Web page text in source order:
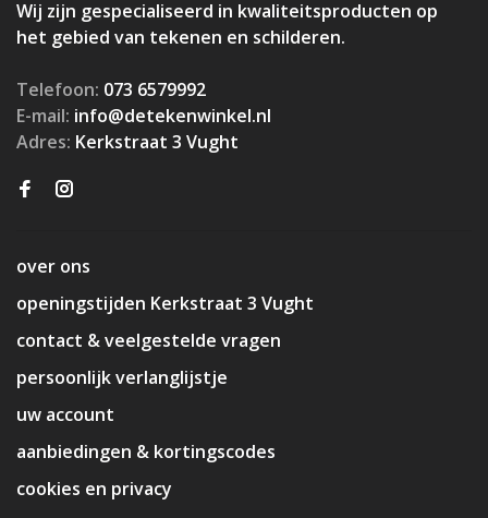
Wij zijn gespecialiseerd in kwaliteitsproducten op
het gebied van tekenen en schilderen.
Telefoon: 073 6579992
E-mail: info@detekenwinkel.nl
Adres: Kerkstraat 3 Vught
over ons
openingstijden Kerkstraat 3 Vught
contact & veelgestelde vragen
persoonlijk verlanglijstje
uw account
aanbiedingen & kortingscodes
cookies en privacy